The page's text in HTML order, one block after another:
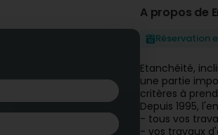
A propos de
Réservation
Etanchéité,
une partie
critères à
Depuis 1995,
- tous vos
- vos travaux